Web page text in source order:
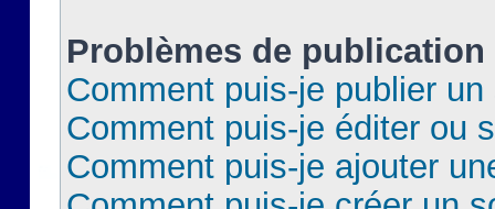
Problèmes de publication
Comment puis-je publier
Comment puis-je éditer ou
Comment puis-je ajouter